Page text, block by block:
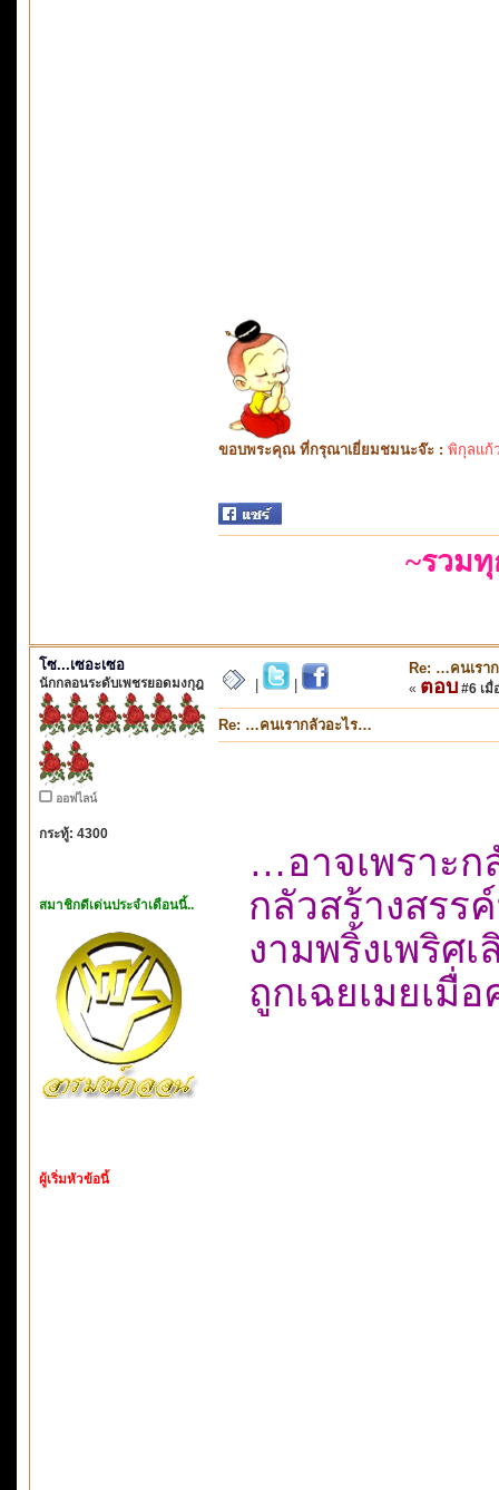
ขอบพระคุณ ที่กรุณาเยี่ยมชมนะจ๊ะ : พิกุลแก้
~รวม
โซ...เซอะเซอ
นักกลอนระดับเพชรยอดมงกุฎ
ออฟไลน์
กระทู้: 4300
สมาชิกดีเด่นประจำเดือนนี้..
ผู้เริ่มหัวข้อนี้
Re: …คนเรา
« ตอบ #6 เมื่
Re: …คนเรากลัวอะไร…
…อาจเพราะก
กลัวสร้างสรรค์
งามพริ้งเพริศ
ถูกเฉยเมยเมื่